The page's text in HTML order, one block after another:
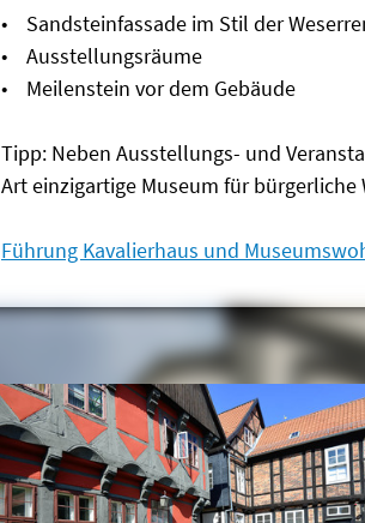
• Sandsteinfassade im Stil der
• Ausstellungsräume
• Meilenstein vor dem Gebäude
Tipp: Neben Ausstellungs- und
Art einzigartige Museum für
Führung Kavalierhaus und